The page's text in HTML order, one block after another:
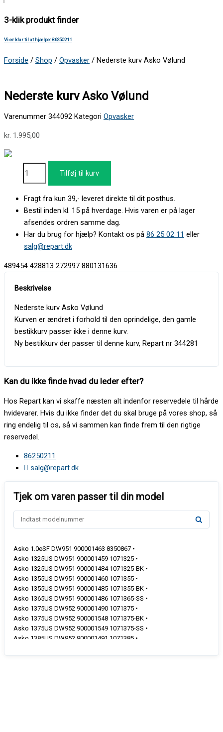
3-klik produkt finder
Vi er klar til at hjælpe: 86250211
Forside / Shop / Opvasker / Nederste kurv Asko Vølund
Nederste kurv Asko Vølund
Varenummer 344092 Kategori Opvasker
kr. 1.995,00
Tilføj til kurv
Fragt fra kun 39,- leveret direkte til dit posthus.
Bestil inden kl. 15 på hverdage. Hvis varen er på lager
afsendes ordren samme dag.
Har du brug for hjælp? Kontakt os på 86 25 02 11 eller
salg@repart.dk
489454 428813 272997 880131636
Nederste kurv Asko Vølund
Kurven er ændret i forhold til den oprindelige, den gamle
bestikkurv passer ikke i denne kurv.
Ny bestikkurv der passer til denne kurv, Repart nr 344281
Kan du ikke finde hvad du leder efter?
Hos Repart kan vi skaffe næsten alt indenfor reservedele til hårde
hvidevarer. Hvis du ikke finder det du skal bruge på vores shop, så
ring endelig til os, så vi sammen kan finde frem til den rigtige
reservedel.
86250211
salg@repart.dk
Asko 1.0eSF DW951 900001463 8350867 •
Asko 1325US DW951 900001459 1071325 •
Asko 1325US DW951 900001484 1071325-BK •
Asko 1355US DW951 900001460 1071355 •
Asko 1355US DW951 900001485 1071355-BK •
Asko 1365US DW951 900001486 1071365-SS •
Asko 1375US DW952 900001490 1071375 •
Asko 1375US DW952 900001548 1071375-BK •
Asko 1375US DW952 900001549 1071375-SS •
Asko 1385US DW952 900001491 1071385 •
Asko 1385US DW952 900001551 1071385-SS •